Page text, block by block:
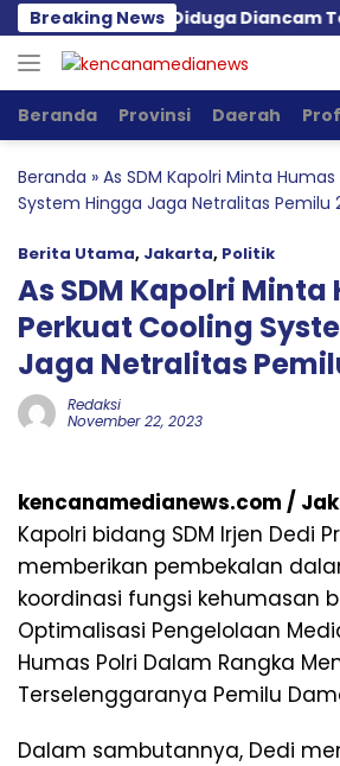
Langsung
ke
konten
Breaking NewsDiduga Diancam
Beranda Provinsi Daerah
Beranda » As SDM Kapolri Minta
System Hingga Jaga Netralitas Pemilu
Berita Utama, Jakarta, Politik
As SDM Kapolri Minta
Perkuat Cooling
Jaga Netralitas
Redaksi
November 22, 2023
kencanamedianews.com /
Kapolri bidang SDM Irjen Dedi
memberikan pembekalan
koordinasi fungsi kehumasan
Optimalisasi Pengelolaan
Humas Polri Dalam Rangka
Terselenggaranya Pemilu
Dalam sambutannya, Dedi